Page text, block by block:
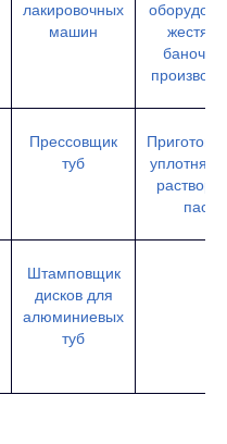
лакировочных
машин
Прессовщик
туб
паст
Штамповщик
дисков для
алюминиевых
туб